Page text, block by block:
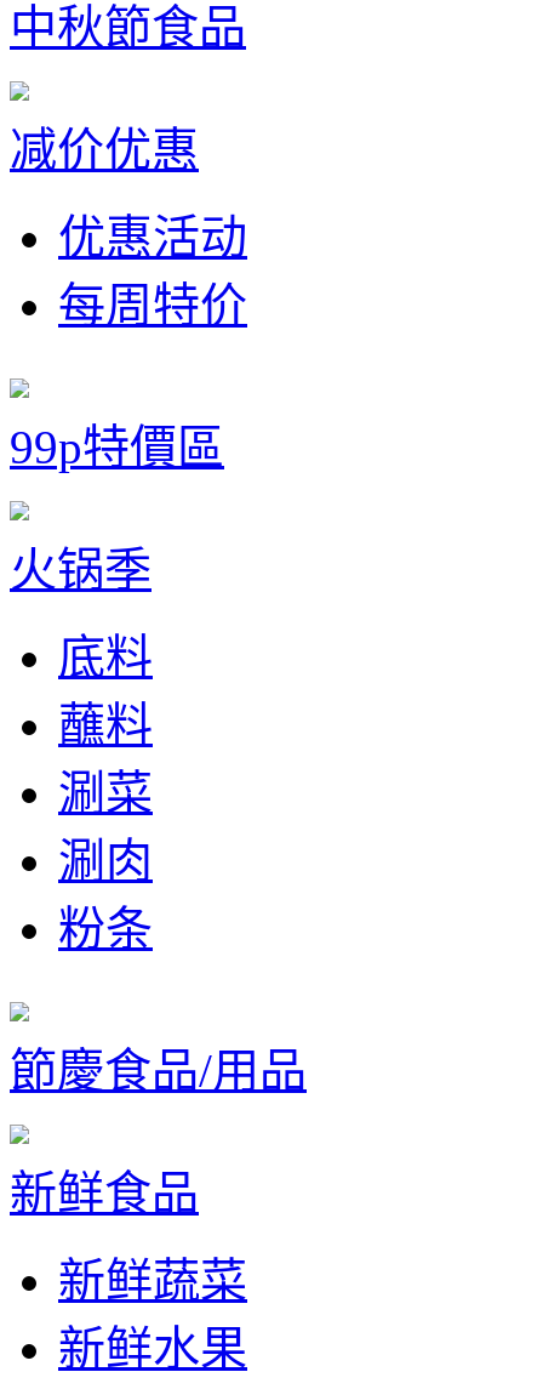
中秋節食品
减价优惠
优惠活动
每周特价
99p特價區
火锅季
底料
蘸料
涮菜
涮肉
粉条
節慶食品/用品
新鲜食品
新鲜蔬菜
新鲜水果